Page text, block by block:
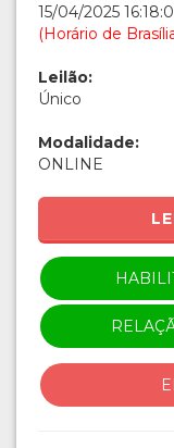
15/04/2025
(Horário de
Leilão:
Único
Modalidade:
ONLINE